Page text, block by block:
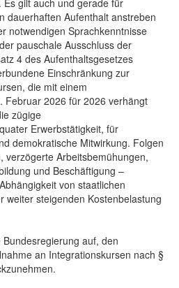
gilt auch und gerade für
dauerhaften Aufenthalt anstreben
notwendigen Sprachkenntnisse
pauschale Ausschluss der
4 des Aufenthaltsgesetzes
Einschränkung zur
die mit einem
Februar 2026 für 2026 verhängt
zügige
Erwerbstätigkeit, für
demokratische Mitwirkung. Folgen
verzögerte Arbeitsbemühungen,
und Beschäftigung –
von staatlichen
weiter steigenden Kostenbelastung
auf, den
an Integrationskursen nach §